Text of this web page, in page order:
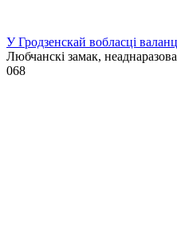
У Гродзенскай вобласці
Любчанскі замак,
068